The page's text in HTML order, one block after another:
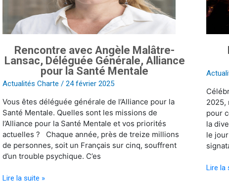
Rencontre avec Angèle Malâtre-
Lansac, Déléguée Générale, Alliance
pour la Santé Mentale
Actualités Charte / 24 février 2025
Vous êtes déléguée générale de l’Alliance pour la
Santé Mentale. Quelles sont les missions de
l’Alliance pour la Santé Mentale et vos priorités
actuelles ? Chaque année, près de treize millions
de personnes, soit un Français sur cinq, souffrent
d’un trouble psychique. C’es
Alliance
pour
Santé
Mentale
Lire la suite »
2025,
pour
la
le
de
la
Lire la